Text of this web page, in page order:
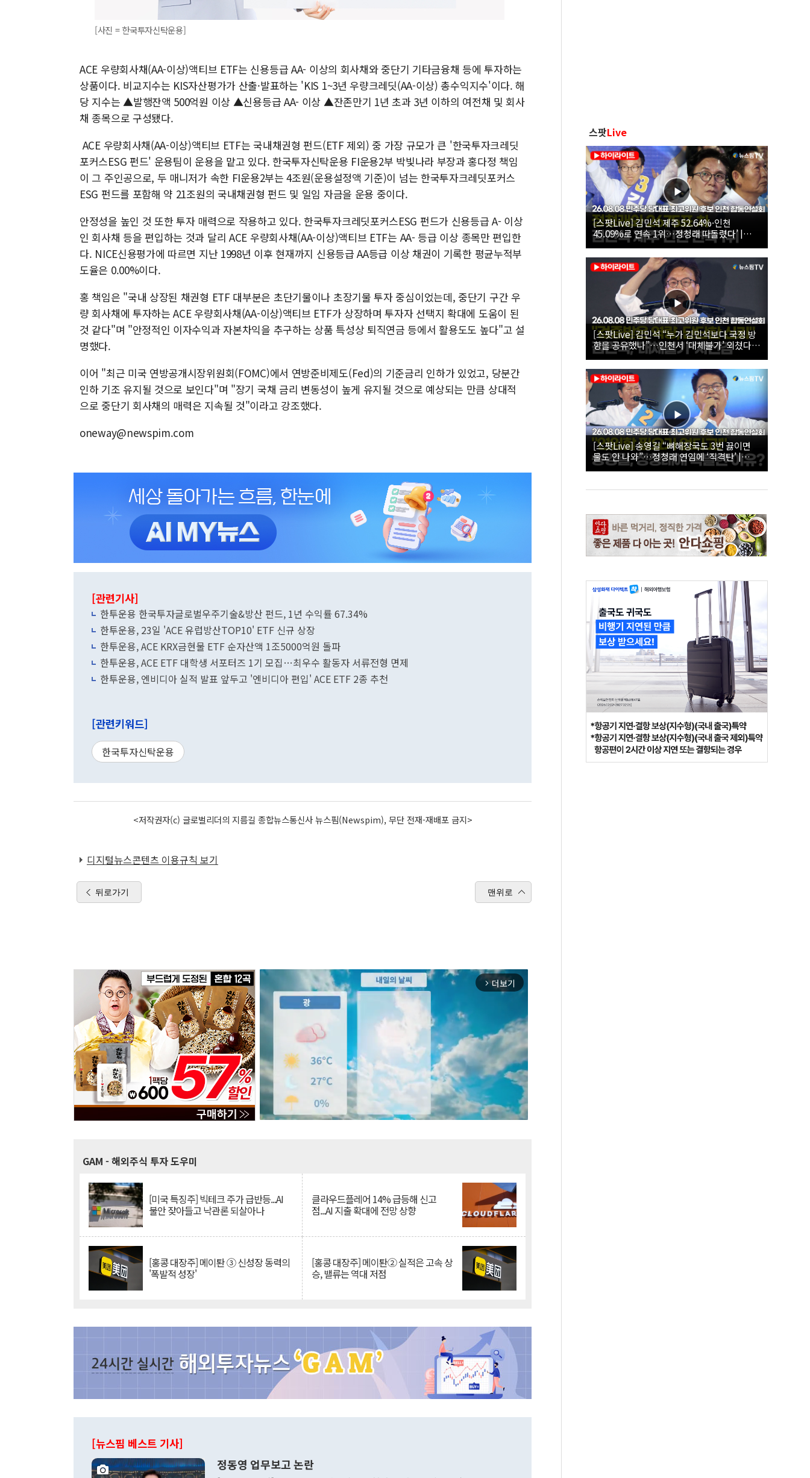
[사진 = 한국투자신탁운용]
ACE 우량회사채(AA-이상)액티브 ETF는 신용등급 AA- 이상의 회사채와 중단기 기타금융채 등에 투자하는
상품이다. 비교지수는 KIS자산평가가 산출·발표하는 'KIS 1~3년 우량크레딧(AA-이상) 총수익지수'이다. 해
당 지수는 ▲발행잔액 500억원 이상 ▲신용등급 AA- 이상 ▲잔존만기 1년 초과 3년 이하의 여전채 및 회사
채 종목으로 구성됐다.
ACE 우량회사채(AA-이상)액티브 ETF는 국내채권형 펀드(ETF 제외) 중 가장 규모가 큰 '한국투자크레딧
포커스ESG 펀드' 운용팀이 운용을 맡고 있다. 한국투자신탁운용 FI운용2부 박빛나라 부장과 홍다정 책임
이 그 주인공으로, 두 매니저가 속한 FI운용2부는 4조원(운용설정액 기준)이 넘는 한국투자크레딧포커스
ESG 펀드를 포함해 약 21조원의 국내채권형 펀드 및 일임 자금을 운용 중이다.
안정성을 높인 것 또한 투자 매력으로 작용하고 있다. 한국투자크레딧포커스ESG 펀드가 신용등급 A- 이상
인 회사채 등을 편입하는 것과 달리 ACE 우량회사채(AA-이상)액티브 ETF는 AA- 등급 이상 종목만 편입한
다. NICE신용평가에 따르면 지난 1998년 이후 현재까지 신용등급 AA등급 이상 채권이 기록한 평균누적부
도율은 0.00%이다.
홍 책임은 "국내 상장된 채권형 ETF 대부분은 초단기물이나 초장기물 투자 중심이었는데, 중단기 구간 우
량 회사채에 투자하는 ACE 우량회사채(AA-이상)액티브 ETF가 상장하며 투자자 선택지 확대에 도움이 된
것 같다"며 "안정적인 이자수익과 자본차익을 추구하는 상품 특성상 퇴직연금 등에서 활용도도 높다"고 설
명했다.
이어 "최근 미국 연방공개시장위원회(FOMC)에서 연방준비제도(Fed)의 기준금리 인하가 있었고, 당분간
인하 기조 유지될 것으로 보인다"며 "장기 국채 금리 변동성이 높게 유지될 것으로 예상되는 만큼 상대적
으로 중단기 회사채의 매력은 지속될 것"이라고 강조했다.
oneway@newspim.com
[관련기사]
한투운용 한국투자글로벌우주기술&방산 펀드, 1년 수익률 67.34%
한투운용, 23일 'ACE 유럽방산TOP10' ETF 신규 상장
한투운용, ACE KRX금현물 ETF 순자산액 1조5000억원 돌파
한투운용, ACE ETF 대학생 서포터즈 1기 모집…최우수 활동자 서류전형 면제
한투운용, 엔비디아 실적 발표 앞두고 '엔비디아 편입' ACE ETF 2종 추천
[관련키워드]
한국투자신탁운용
<저작권자(c) 글로벌리더의 지름길 종합뉴스통신사 뉴스핌(Newspim), 무단 전재-재배포 금지>
디지털뉴스콘텐츠 이용규칙 보기
뒤로가기 맨위로
arrow_forward_ios 더보기
GAM - 해외주식 투자 도우미
[미국 특징주] 빅테크 주가 급반등...AI
불안 잦아들고 낙관론 되살아나
클라우드플레어 14% 급등해 신고
점...AI 지출 확대에 전망 상향
[홍콩 대장주] 메이퇀 ③ 신성장 동력의
'폭발적 성장'
[홍콩 대장주] 메이퇀② 실적은 고속 상
승, 밸류는 역대 저점
[뉴스핌 베스트 기사]
정동영 업무보고 논란
스팟Live
[스팟Live] 김민석 제주 52.64%·인천
45.09%로 연속 1위…정청래 따돌렸다’ |
26.08.08 더불어민주당 당대표·최고위원 후
보 인천 합동연설회
[스팟Live] 김민석 “누가 김민석보다 국정 방
향을 공유했나”…인천서 ‘대체불가’ 외쳤다 |
26.08.08 더불어민주당 당대표·최고위원 후
보 인천 합동연설회
[스팟Live] 송영길 “뼈해장국도 3번 끓이면
물도 안 나와”…정청래 연임에 ‘직격탄’ |
26.08.08 더불어민주당 당대표·최고위원 후